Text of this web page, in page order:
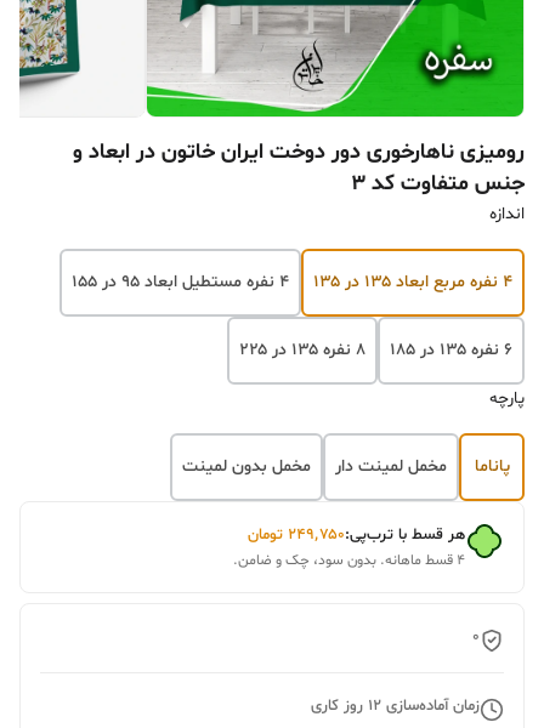
رومیزی ناهارخوری دور دوخت ایران خاتون در ابعاد و
جنس متفاوت کد ۳
اندازه
۴ نفره مربع ابعاد ۱۳۵ در ۱۳۵ ۴ نفره مستطیل ابعاد ۹۵ در ۱۵۵
۶ نفره ۱۳۵ در ۱۸۵ ۸ نفره ۱۳۵ در ۲۲۵
پارچه
پاناما مخمل لمینت دار مخمل بدون لمینت
هر قسط با ترب‌پی:۲۴۹٬۷۵۰ تومان
۴ قسط ماهانه. بدون سود، چک و ضامن.
0
زمان آماده‌سازی 12 روز کاری